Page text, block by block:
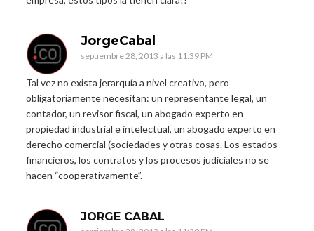
JorgeCabal
septiembre 28, 2013 a las 11:39 PM
Tal vez no exista jerarquía a nivel creativo, pero
obligatoriamente necesitan: un representante legal, un
contador, un revisor fiscal, un abogado experto en
propiedad industrial e intelectual, un abogado experto en
derecho comercial (sociedades y otras cosas. Los estados
financieros, los contratos y los procesos judiciales no se
hacen “cooperativamente”.
JORGE CABAL